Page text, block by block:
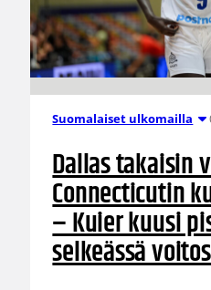
Suomalaiset ulkomailla
Dallas takaisin
Connecticutin
– Kuier kuusi
selkeässä